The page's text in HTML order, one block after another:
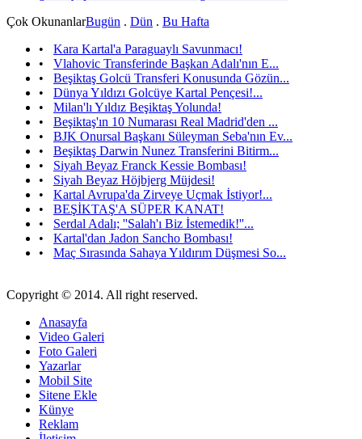
Çok OkunanlarBugün . Dün . Bu Hafta
• Kara Kartal'a Paraguaylı Savunmacı!
• Vlahovic Transferinde Başkan Adalı'nın E...
• Beşiktaş Golcü Transferi Konusunda Gözün...
• Dünya Yıldızı Golcüye Kartal Pençesi!...
• Milan'lı Yıldız Beşiktaş Yolunda!
• Beşiktaş'ın 10 Numarası Real Madrid'den ...
• BJK Onursal Başkanı Süleyman Seba'nın Ev...
• Beşiktaş Darwin Nunez Transferini Bitirm...
• Siyah Beyaz Franck Kessie Bombası!
• Siyah Beyaz Höjbjerg Müjdesi!
• Kartal Avrupa'da Zirveye Uçmak İstiyor!...
• BEŞİKTAŞ'A SÜPER KANAT!
• Serdal Adalı; ''Salah'ı Biz İstemedik!''...
• Kartal'dan Jadon Sancho Bombası!
• Maç Sırasında Sahaya Yıldırım Düşmesi So...
Copyright © 2014. All right reserved.
Anasayfa
Video Galeri
Foto Galeri
Yazarlar
Mobil Site
Sitene Ekle
Künye
Reklam